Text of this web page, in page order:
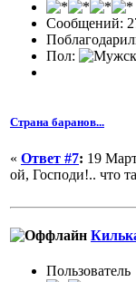
Сообщений:
Пол:
Страна баранов...
« Ответ #7: 19
ой, Господи!.. что
Пользователь